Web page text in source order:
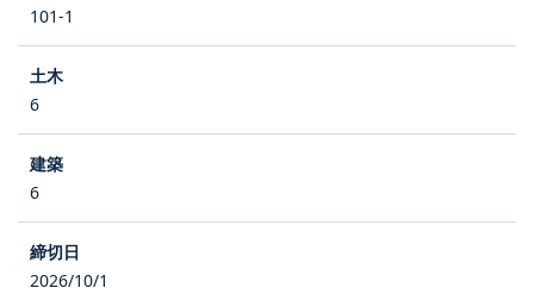
101-1
6
6
2026/10/1